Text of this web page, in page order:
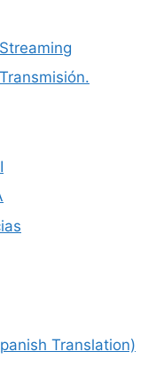
Translation)